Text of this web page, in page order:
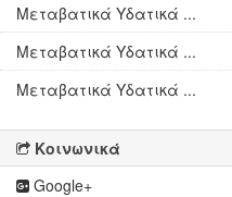
Μεταβατικά Υδατικά ...
Μεταβατικά Υδατικά ...
Μεταβατικά Υδατικά ...
Κοινωνικά
Google+